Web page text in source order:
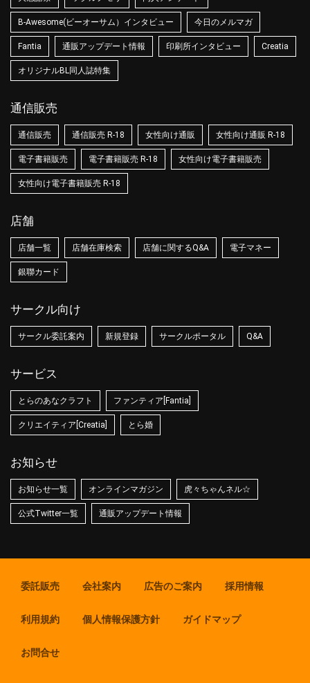
B-Awesome(ビーオーサム）インタビュー 今日のメルマガ
Fantia 通販アップデート情報 印刷所インタビュー Creatia
オリジナルBL同人誌特集
通信販売
通信販売 通信販売 R-18 女性向け通販 女性向け通販 R-18
電子書籍販売 電子書籍販売 R-18 女性向け電子書籍販売
女性向け電子書籍販売 R-18
店舗
店舗一覧 店舗在庫検索 店舗に関するQ&A 電子マネー
銀聯カード
サークル向け
サークル委託案内 新規登録 サークルポータル Q&A
サービス
とらのあなクラフト ファンティア[Fantia]
クリエイティア[Creatia] とら婚
お知らせ
お知らせ一覧 オンラインマガジン 虎々ちゃんネル☆
公式Twitter一覧 通販アップデート情報
委託販売 会社案内 広告のご案内 採用情報
利用規約 個人情報保護方針 ガイドマップ
お問合せ